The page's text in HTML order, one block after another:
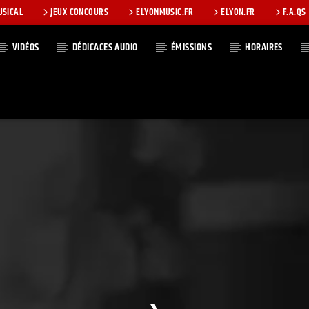
JEUX CONCOURS ELYONMUSIC.FR ELYON.FR F.A.QS
VIDÉOS DÉDICACES AUDIO ÉMISSIONS HORAIRES